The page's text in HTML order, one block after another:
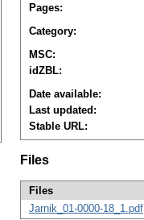
Pages:
Category:
MSC:
idZBL:
Date available:
Last updated:
Stable URL:
Files
Files
Jarnik_01-0000-18_1.pdf